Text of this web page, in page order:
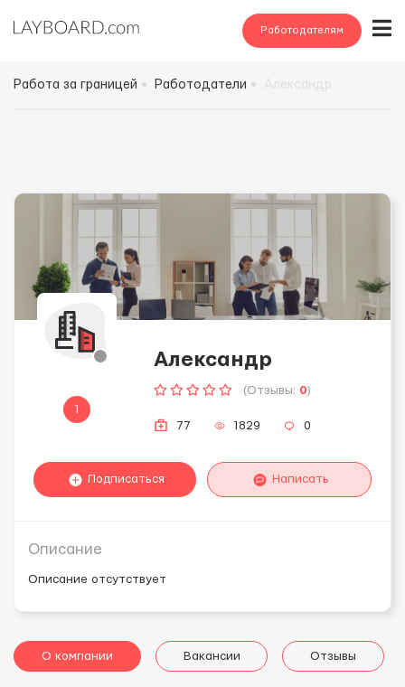
Работодателям
Работа за границей Работодатели
1
Александр
(Отзывы: 0)
77 1829 0
Подписаться Написать
Описание
Описание отсутствует
О компании Вакансии Отзывы